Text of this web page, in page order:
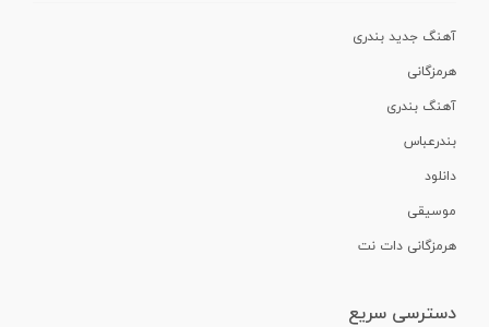
آهنگ جدید بندری
هرمزگانی
آهنگ بندری
بندرعباس
دانلود
موسیقی
هرمزگانی دات نت
دسترسی سریع